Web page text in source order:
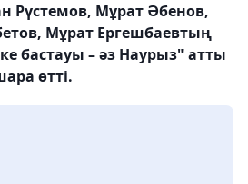
Рүстемов, Мұрат Әбенов,
Мұрат Ергешбаевтың
бастауы – әз Наурыз" атты
өтті.